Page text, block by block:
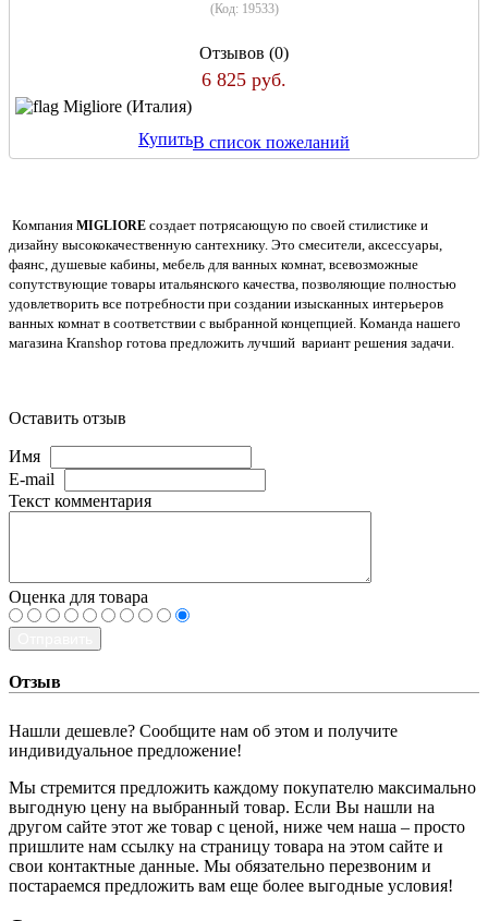
(Код: 19533)
Отзывов (0)
6 825 руб.
Migliore (Италия)
КупитьВ список пожеланий
Компания MIGLIORE создает потрясающую по своей стилистике и
дизайну высококачественную сантехнику. Это смесители, аксессуары,
фаянс, душевые кабины, мебель для ванных комнат, всевозможные
сопутствующие товары итальянского качества, позволяющие полностью
удовлетворить все потребности при создании изысканных интерьеров
ванных комнат в соответствии с выбранной концепцией. Команда нашего
магазина Kranshop готова предложить лучший вариант решения задачи.
Оставить отзыв
Имя
E-mail
Текст комментария
Оценка для товара
Отзыв
Нашли дешевле? Сообщите нам об этом и получите
индивидуальное предложение!
Мы стремится предложить каждому покупателю максимально
выгодную цену на выбранный товар. Если Вы нашли на
другом сайте этот же товар с ценой, ниже чем наша – просто
пришлите нам ссылку на страницу товара на этом сайте и
свои контактные данные. Мы обязательно перезвоним и
постараемся предложить вам еще более выгодные условия!